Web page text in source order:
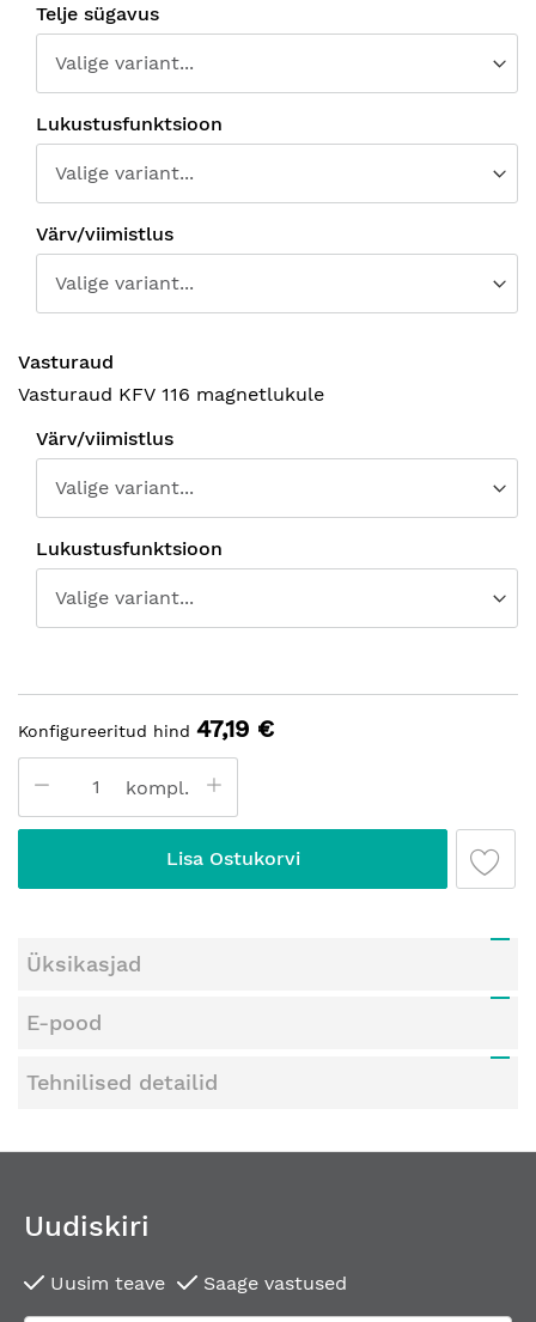
Telje sügavus
Lukustusfunktsioon
Värv/viimistlus
Vasturaud
Vasturaud KFV 116 magnetlukule
Värv/viimistlus
Lukustusfunktsioon
Konfigureeritud hind 47,19 €
kompl.
Lisa Ostukorvi
Üksikasjad
E-pood
Tehnilised detailid
Uudiskiri
Uusim teave Saage vastused